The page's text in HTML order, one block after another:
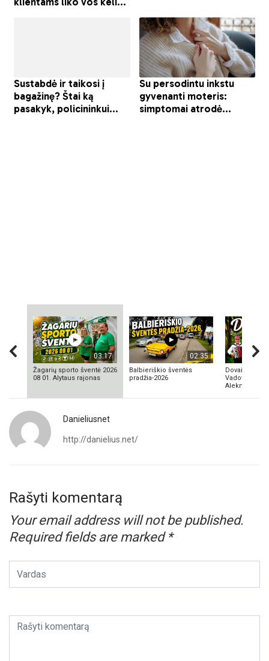
03:17
Žagarių sporto šventė 2026
08 01. Alytaus rajonas
02:35
Balbieriškio šventės
pradžia-2026
Dovainonių
Vadovas
Aleknavičius
Danieliusnet
http://danielius.net/
Rašyti komentarą
Your email address will not be published.
Required fields are marked *